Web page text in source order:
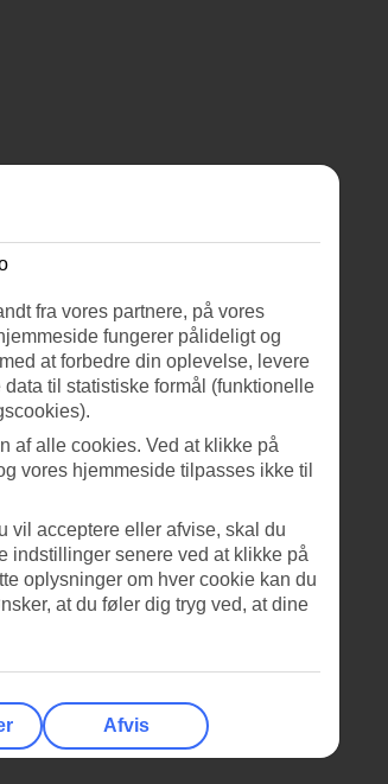
fra vores partnere, på vores
fungerer pålideligt og
at forbedre din oplevelse, levere
til statistiske formål (funktionelle
af alle cookies. Ved at klikke på
vores hjemmeside tilpasses ikke til
vil acceptere eller afvise, skal du
indstillinger senere ved at klikke på
oplysninger om hver cookie kan du
at du føler dig tryg ved, at dine
Afvis